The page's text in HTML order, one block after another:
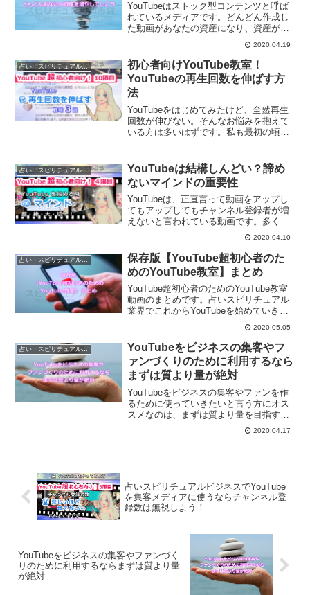
YouTubeはストック型コンテンツと呼ば
れているメディアです。どんどん作成し
た動画があなたの資産になり、資産が増
えていきます。YouTubeの仕組みについ
2020.04.19
占い・スピリチュアルビジネス
初心者向けYouTube教室！
YouTubeの再生回数を伸ばす方
法
YouTubeをはじめてみたけど、全然再生
回数が伸びない。そんなお悩みを抱えて
いる方は多いはずです。私も最初の頃
占い・スピリチュアルビジネス
YouTubeは結構しんどい？諦め
ないマインドの重要性
YouTubeは、正直言って動画をアップし
てもアップしてもチャンネル登録者が増
えないと言われている動画です。多くの
方々が諦めてしまう中、続けることが本
当に大切なメディアでもあります。諦め
ないマインドの大切さについて語ってい
きます。
2020.04.10
占い・スピリチュアルビジネス
保存版【YouTube超初心者のた
めのYouTube教室】まとめ
YouTube超初心者のためのYouTube教室
動画のまとめです。占いスピリチュアル
業界でこれからYouTubeを始めていきた
いと言う方のお役に立つ動画となりま
2020.05.05
占い・スピリチュアルビジネス
YouTubeをビジネスの集客やフ
ァンづくりのために利用するなら
まずは質より量が絶対
YouTubeをビジネスの集客やファンを作
るために使っていきたいと言う方にオス
スメなのは、まずは質より量を目指すこ
とです。ある程度の量がないと、
YouTubeから認めてもらえないからで
2020.04.17
占いスピリチュアルビジネスでYouTube
を集客メディアに使うならチャンネル登
録数は無視しよう！
YouTubeをビジネスの集客やファンづく
りのために利用するならまずは質より量
が絶対